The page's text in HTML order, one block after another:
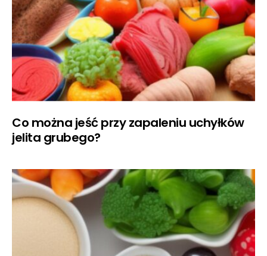
Co można jeść przy zapaleniu uchyłków
jelita grubego?